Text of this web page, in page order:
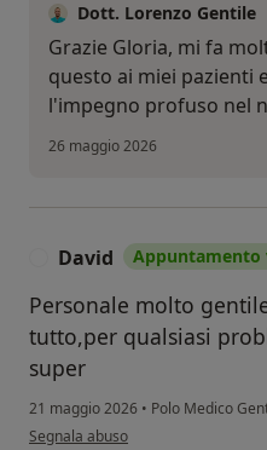
Dott. Lorenzo Gentile
Grazie Gloria, mi fa
questo ai miei pazienti
l'impegno profuso nel
26 maggio 2026
David Appuntamento
Personale molto
tutto,per qualsiasi
super
21 maggio 2026 • Polo Medico
secondo l'opinione dell'utente David
Segnala abuso